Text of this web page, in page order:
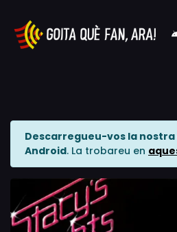
Descarregueu-vos la
Android. La trobareu en